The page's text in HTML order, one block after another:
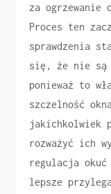
za ogrzewanie
Proces ten
sprawdzenia
się, że nie są
ponieważ to
szczelność
jakichkolwiek
rozważyć ich
regulacja okuć
lepsze